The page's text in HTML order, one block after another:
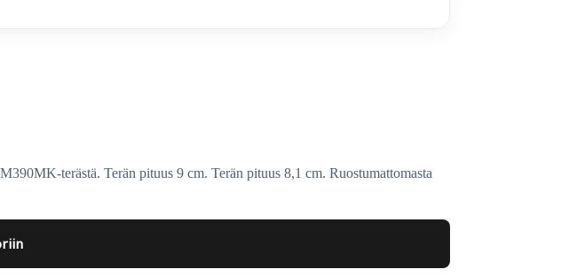
terästä. Terän pituus 9 cm. Terän pituus 8,1 cm. Ruostumattomasta